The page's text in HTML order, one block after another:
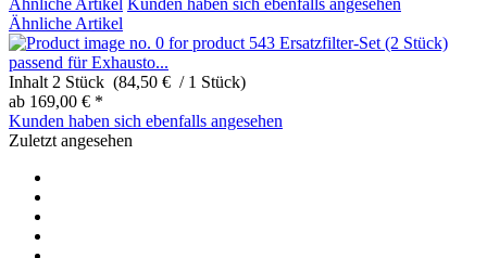
Ähnliche Artikel
Ersatzfilter-Set (2 Stück)
passend für Exhausto...
Inhalt 2 Stück (84,50 € / 1 Stück)
ab 169,00 € *
Kunden haben sich ebenfalls angesehen
Zuletzt angesehen